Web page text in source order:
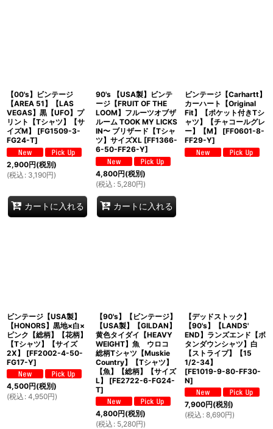
【00's】ビンテージ
【AREA 51】【LAS
VEGAS】黒【UFO】プ
リント【Tシャツ】【サ
イズM】
[FG1509-3-
FG24-T]
2,900円(税別)
(税込 : 3,190円)
カートに入れる
90's 【USA製】ビンテ
ージ【FRUIT OF THE
LOOM】フルーツオブザ
ルーム TOOK MY LICKS
IN〜 ブリザード【Tシャ
ツ】サイズXL [FF1366-
6-50-FF26-Y]
4,800円(税別)
(税込 : 5,280円)
カートに入れる
ビンテージ【Carhartt】
カーハート【Original
Fit】【ポケット付きTシ
ャツ】【チャコールグレ
ー】【M】
[FF0601-8-
FF29-Y]
ビンテージ【USA製】
【HONORS】黒地×白×
ピンク【総柄】【花柄】
【Tシャツ】【サイズ
2X】
[FF2002-4-50-
FG17-Y]
4,500円(税別)
(税込 : 4,950円)
【90's】【ビンテージ】
【USA製】【GILDAN】
黄色タイダイ【HEAVY
WEIGHT】魚 ウロコ
総柄Tシャツ【Muskie
Country】【Tシャツ】
【魚】【総柄】【サイズ
L】
[FE2722-6-FG24-
T]
4,800円(税別)
(税込 : 5,280円)
【デッドストック】
【90's】【LANDS'
END】ランズエンド【ボ
タンダウンシャツ】白
【ストライプ】【15
1/2-34】
[FE1019-9-80-FF30-
N]
7,900円(税別)
(税込 : 8,690円)